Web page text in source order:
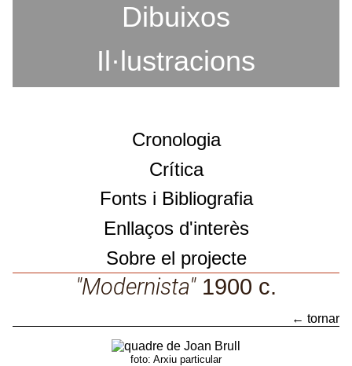
Dibuixos
Il·lustracions
Cronologia
Crítica
Fonts i Bibliografia
Enllaços d'interès
Sobre el projecte
Sobre el projecte
"Modernista"1900 c.
← tornar
"Modernista"
foto: Arxiu particular